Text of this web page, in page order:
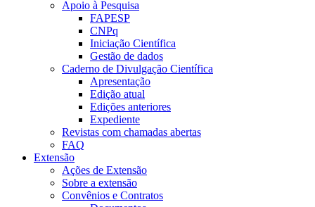
Apoio à Pesquisa
FAPESP
CNPq
Iniciação Científica
Gestão de dados
Caderno de Divulgação Científica
Apresentação
Edição atual
Edições anteriores
Expediente
Revistas com chamadas abertas
FAQ
Extensão
Ações de Extensão
Sobre a extensão
Convênios e Contratos